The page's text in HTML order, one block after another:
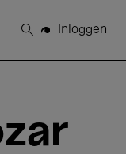
Zoeken
Inloggen